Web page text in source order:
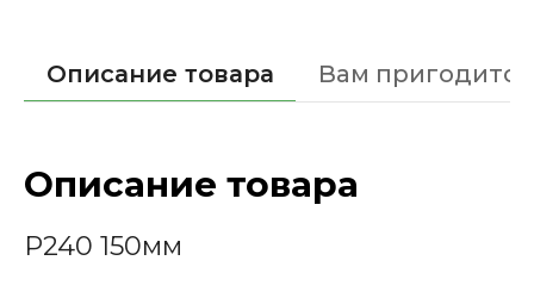
Описание товара Вам пригодится
Описание товара
Р240 150мм